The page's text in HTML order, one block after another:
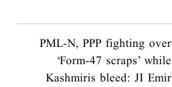
PML-N, PPP fighting over
‘Form-47 scraps’ while
Kashmiris bleed: JI Emir